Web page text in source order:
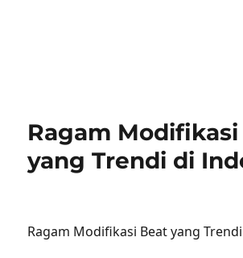
Ragam
yang Trendi di
Ragam Modifikasi Beat yang